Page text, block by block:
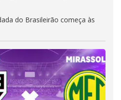
do Brasileirão começa às